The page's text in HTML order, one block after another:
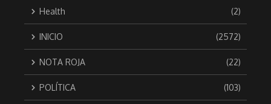
Health (2)
INICIO (2572)
NOTA ROJA (22)
POLÍTICA (103)